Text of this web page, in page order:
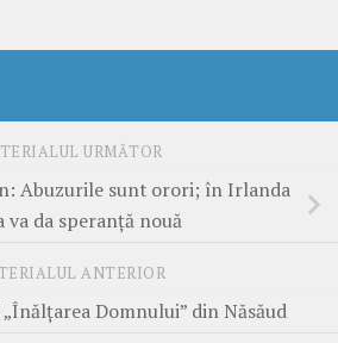
URMĂTOR
Abuzurile sunt orori; în Irlanda
va da speranță nouă
ANTERIOR
Domnului” din Năsăud